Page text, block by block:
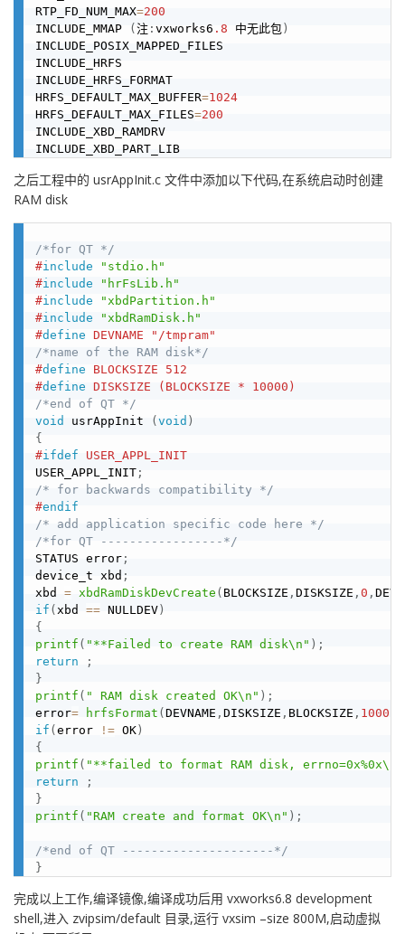
RTP_FD_NUM_MAX=200
INCLUDE_MMAP
(注 : vxworks6 .8 中无此包 )
INCLUDE_POSIX_MAPPED_FILES
INCLUDE_HRFS
INCLUDE_HRFS_FORMAT
HRFS_DEFAULT_MAX_BUFFER=1024
HRFS_DEFAULT_MAX_FILES=200
INCLUDE_XBD_RAMDRV
之后工程中的 usrAppInit.c 文件中添加以下代码,在系统启动时创建
RAM disk
/*for QT */
#include
"stdio.h"
#include
"hrFsLib.h"
#include
"xbdPartition.h"
#include
"xbdRamDisk.h"
#define DEVNAME "/tmpram"
/*name of the RAM disk*/
#define BLOCKSIZE 512
#define DISKSIZE (BLOCKSIZE * 10000)
/*end of QT */
void
usrAppInit (void )
{
#ifdef USER_APPL_INIT
USER_APPL_INIT ;
/* for backwards compatibility */
#endif
/* add application specific code here */
/*for QT -----------------*/
STATUS error ;
device_t xbd ;
xbd = xbdRamDiskDevCreate ( BLOCKSIZE , DISKSIZE , 0 ,
if ( xbd == NULLDEV)
{
printf ( "**Failed to create RAM disk\n" ) ;
return
;
}
printf ( " RAM disk created OK\n" ) ;
error= hrfsFormat (DEVNAME , DISKSIZE , BLOCKSIZE , 1000
if (error != OK)
{
printf ( "**failed to format RAM disk, errno=0x%0x\n"
return
;
}
printf ( "RAM create and format OK\n" ) ;
/*end of QT ---------------------*/
}
完成以上工作,编译镜像,编译成功后用 vxworks6.8 development
shell,进入 zvipsim/default 目录,运行 vxsim –size 800M,启动虚拟